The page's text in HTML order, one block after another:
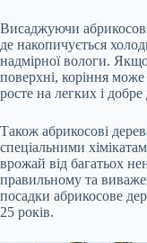
Висаджуючи
де накопичується
надмірної вологи.
поверхні, коріння
росте на легких і
Також абрикосові
спеціальними
врожай від багатьох
правильному та
посадки абрикосове
25 років.